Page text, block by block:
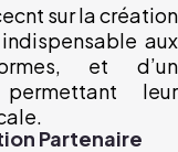
sur la création
aux
et d’un
leur
Partenaire